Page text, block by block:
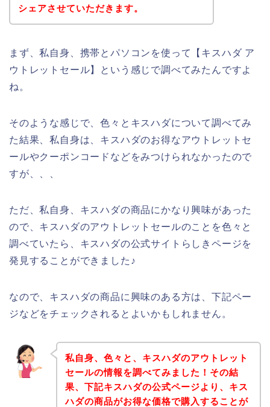
シェアさせていただきます。
まず、私自身、携帯とパソコンを使って【キスハダ ア
ウトレットセール】という感じで調べてみたんですよ
ね。
そのような感じで、色々とキスハダについて調べてみ
た結果、私自身は、キスハダのお得なアウトレットセ
ールやクーポンコードなどをみつけられなかったので
すが、、、
ただ、私自身、キスハダの商品にかなり興味があった
ので、キスハダのアウトレットセールのことを色々と
調べていたら、キスハダの公式サイトらしきページを
発見することができました♪
なので、キスハダの商品に興味のある方は、下記ペー
ジなどをチェックされるとよいかもしれません。
私自身、色々と、キスハダのアウトレット
セールの情報を調べてみました！その結
果、下記キスハダの公式ページより、キス
ハダの商品がお得な価格で購入することが